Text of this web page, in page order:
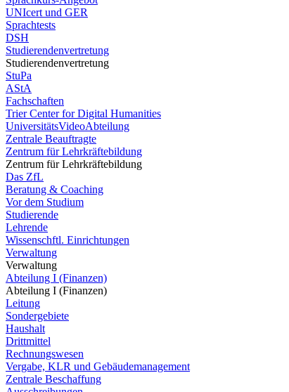
UNIcert und GER
Sprachtests
DSH
Studierendenvertretung
Studierendenvertretung
StuPa
AStA
Fachschaften
Trier Center for Digital Humanities
UniversitätsVideoAbteilung
Zentrale Beauftragte
Zentrum für Lehrkräftebildung
Zentrum für Lehrkräftebildung
Das ZfL
Beratung & Coaching
Vor dem Studium
Studierende
Lehrende
Wissenschftl. Einrichtungen
Verwaltung
Verwaltung
Abteilung I (Finanzen)
Abteilung I (Finanzen)
Leitung
Sondergebiete
Haushalt
Drittmittel
Rechnungswesen
Vergabe, KLR und Gebäudemanagement
Zentrale Beschaffung